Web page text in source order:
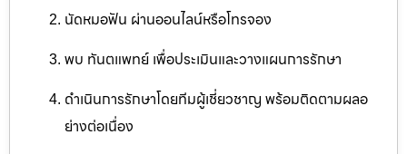
นัดหมอฟัน ผ่านออนไลน์หรือโทรจอง
พบ ทันตแพทย์ เพื่อประเมินและวางแผนการรักษา
ดำเนินการรักษาโดยทีมผู้เชี่ยวชาญ พร้อมติดตามผลอ
ย่างต่อเนื่อง